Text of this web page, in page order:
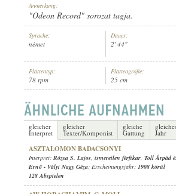
INTERPRET: ISMERETLEN FÉRFIKAR JUMBO-
Anmerkung:
"Odeon Record" sorozat tagja.
Sprache:
német
Dauer:
2' 44"
Plattentyp:
78 rpm
Plattengröße:
25 cm
gleicher
Interpret
gleicher
Texter/Komponist
gleiche
Gattung Jahr
ASZTALOMON BADACSONYI
Interpret: Rózsa S. Lajos, ismeretlen férfikar, Toll Árpád
Ernő- Vályi Nagy Géza; Erscheinungsjahr: 1908 körül
128 Abspielen